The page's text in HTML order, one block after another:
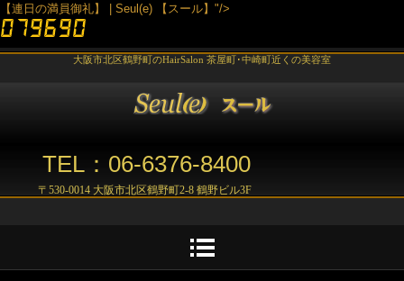
【連日の満員御礼】 | Seul(e) 【スール】"/>
大阪市北区鶴野町のHairSalon 茶屋町･中崎町近くの美容室
TEL：06-6376-8400
〒530-0014 大阪市北区鶴野町2-8 鶴野ビル3F